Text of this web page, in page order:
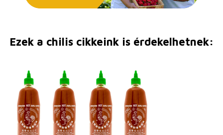
Ezek a chilis cikkeink is érdekelhetnek: